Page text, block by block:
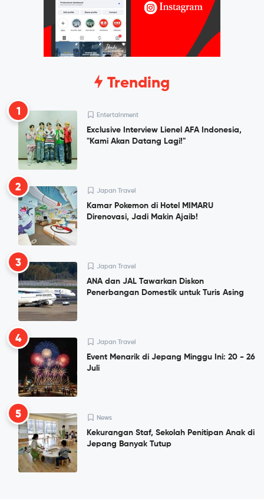
Trending
1 Entertainment
Exclusive Interview Lienel AFA Indonesia,
"Kami Akan Datang Lagi!"
2 Japan Travel
Kamar Pokemon di Hotel MIMARU
Direnovasi, Jadi Makin Ajaib!
3 Japan Travel
ANA dan JAL Tawarkan Diskon
Penerbangan Domestik untuk Turis Asing
4 Japan Travel
Event Menarik di Jepang Minggu Ini: 20 - 26
Juli
5 News
Kekurangan Staf, Sekolah Penitipan Anak di
Jepang Banyak Tutup